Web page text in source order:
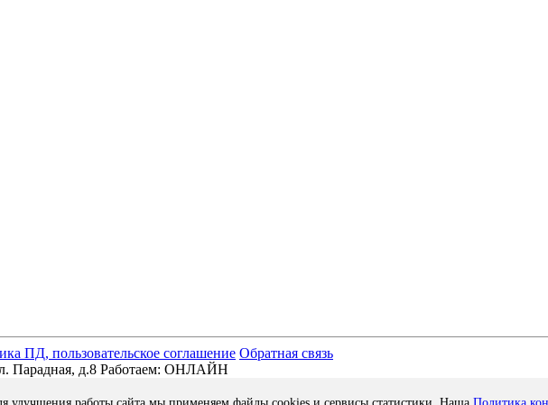
ПД, пользовательское соглашение Обратная связь
Парадная, д.8 Работаем: ОНЛАЙН